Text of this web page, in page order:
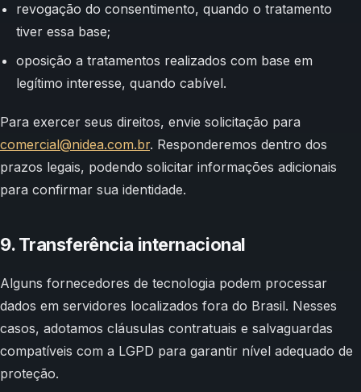
revogação do consentimento, quando o tratamento
tiver essa base;
oposição a tratamentos realizados com base em
legítimo interesse, quando cabível.
Para exercer seus direitos, envie solicitação para
comercial@nidea.com.br. Responderemos dentro dos
prazos legais, podendo solicitar informações adicionais
para confirmar sua identidade.
9. Transferência internacional
Alguns fornecedores de tecnologia podem processar
dados em servidores localizados fora do Brasil. Nesses
casos, adotamos cláusulas contratuais e salvaguardas
compatíveis com a LGPD para garantir nível adequado de
proteção.